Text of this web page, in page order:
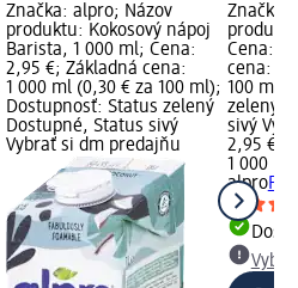
Značka: alpro; Názov
produktu: Kokosový nápoj
Barista, 1 000 ml; Cena:
2,95 €; Základná cena:
1 000 ml (0,30 € za 100 ml);
Dostupnosť: Status zelený
Dostupné, Status sivý
Vybrať si dm predajňu
Značka:
Cena:
cena: 1
100 ml);
zelený
sivý
2,95 €
1 000 ml
alpro